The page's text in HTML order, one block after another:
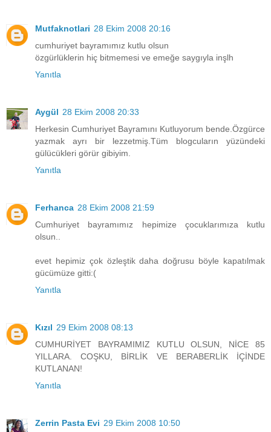
Mutfaknotlari 28 Ekim 2008 20:16
cumhuriyet bayramımız kutlu olsun
özgürlüklerin hiç bitmemesi ve emeğe saygıyla inşlh
Yanıtla
Aygül 28 Ekim 2008 20:33
Herkesin Cumhuriyet Bayramını Kutluyorum bende.Özgürce
yazmak ayrı bir lezzetmiş.Tüm blogcuların yüzündeki
gülücükleri görür gibiyim.
Yanıtla
Ferhanca 28 Ekim 2008 21:59
Cumhuriyet bayramımız hepimize çocuklarımıza kutlu
olsun..
evet hepimiz çok özleştik daha doğrusu böyle kapatılmak
gücümüze gitti:(
Yanıtla
Kızıl 29 Ekim 2008 08:13
CUMHURİYET BAYRAMIMIZ KUTLU OLSUN, NİCE 85
YILLARA. COŞKU, BİRLİK VE BERABERLİK İÇİNDE
KUTLANAN!
Yanıtla
Zerrin Pasta Evi 29 Ekim 2008 10:50